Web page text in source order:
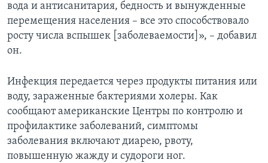
вода и антисанитария, бедность и вынужденные
перемещения населения – все это способствовало
росту числа вспышек [заболеваемости]», – добавил
он.
Инфекция передается через продукты питания или
воду, зараженные бактериями холеры. Как
сообщают американские Центры по контролю и
профилактике заболеваний, симптомы
заболевания включают диарею, рвоту,
повышенную жажду и судороги ног.